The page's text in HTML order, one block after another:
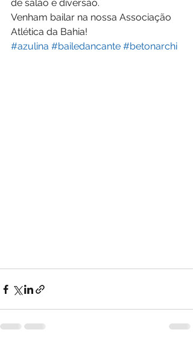
de salão e diversão.
Venham bailar na nossa Associação
Atlética da Bahia!
#azulina #bailedancante #betonarchi